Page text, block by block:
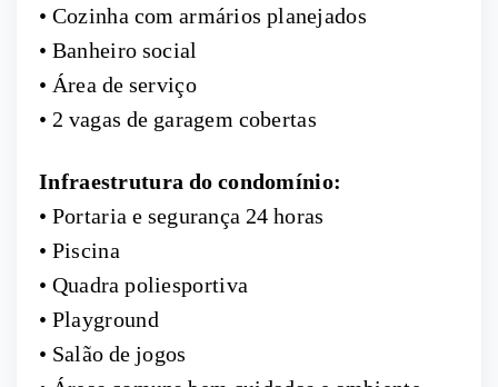
• Cozinha com armários planejados
• Banheiro social
• Área de serviço
• 2 vagas de garagem cobertas
Infraestrutura do condomínio:
• Portaria e segurança 24 horas
• Piscina
• Quadra poliesportiva
• Playground
• Salão de jogos